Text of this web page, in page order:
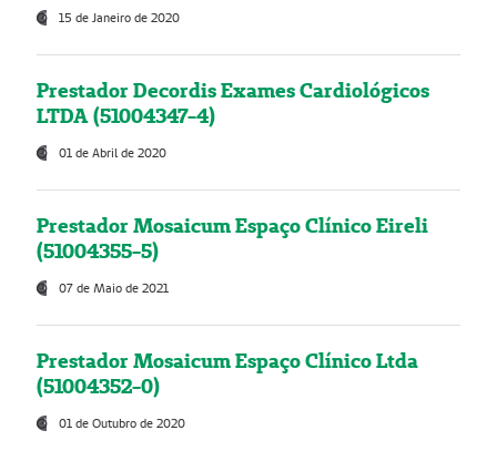
15 de Janeiro de 2020
Prestador Decordis Exames Cardiológicos
LTDA (51004347-4)
01 de Abril de 2020
Prestador Mosaicum Espaço Clínico Eireli
(51004355-5)
07 de Maio de 2021
Prestador Mosaicum Espaço Clínico Ltda
(51004352-0)
01 de Outubro de 2020